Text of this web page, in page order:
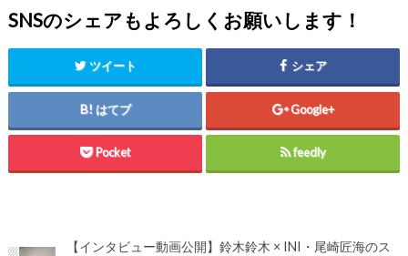
SNSのシェアもよろしくお願いします！
ツイート シェア
はてブ Google+
Pocket feedly
【インタビュー動画公開】鈴木鈴木 × INI・尾崎匠海のス